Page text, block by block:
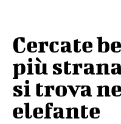
Cercate
più
si trova
elefante